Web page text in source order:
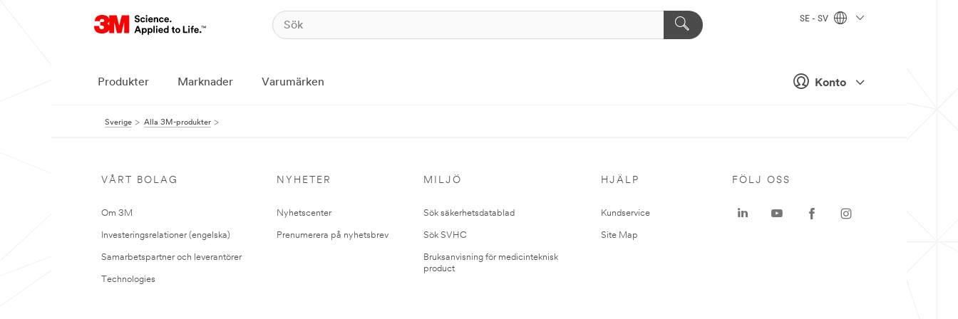
Konto
SE - SV
Produkter Marknader Varumärken
Sverige Alla 3M-produkter
VÅRT BOLAG
Om 3M
Investeringsrelationer (engelska)
Samarbetspartner och leverantörer
Technologies
NYHETER
Nyhetscenter
Prenumerera på nyhetsbrev
MILJÖ
Sök säkerhetsdatablad
Sök SVHC
Bruksanvisning för medicinteknisk
product
HJÄLP
Kundservice
Site Map
FÖLJ OSS